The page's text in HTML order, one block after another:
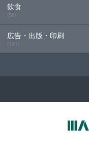
飲食
(56)
広告・出版・印刷
(101)